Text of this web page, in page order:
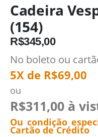
Cadeira
(154)
R$345,00
No boleto ou
5X de R$69,00
ou
R$311,00 à
Ou condição
Cartão de Crédito